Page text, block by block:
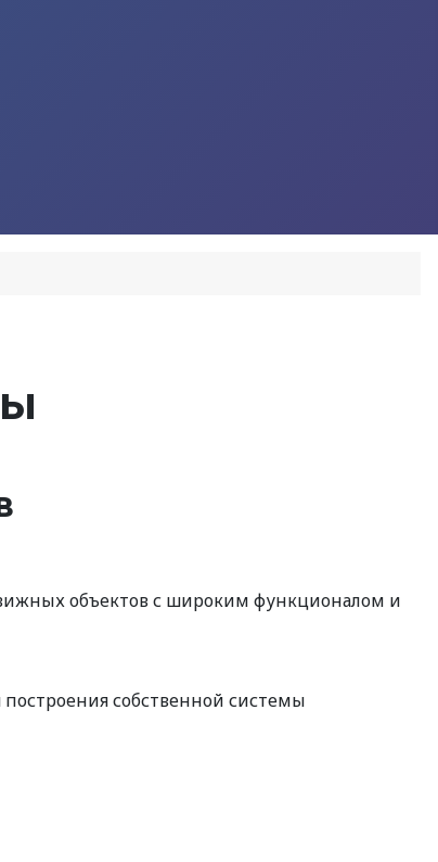
объектов с широким функционалом и
собственной системы